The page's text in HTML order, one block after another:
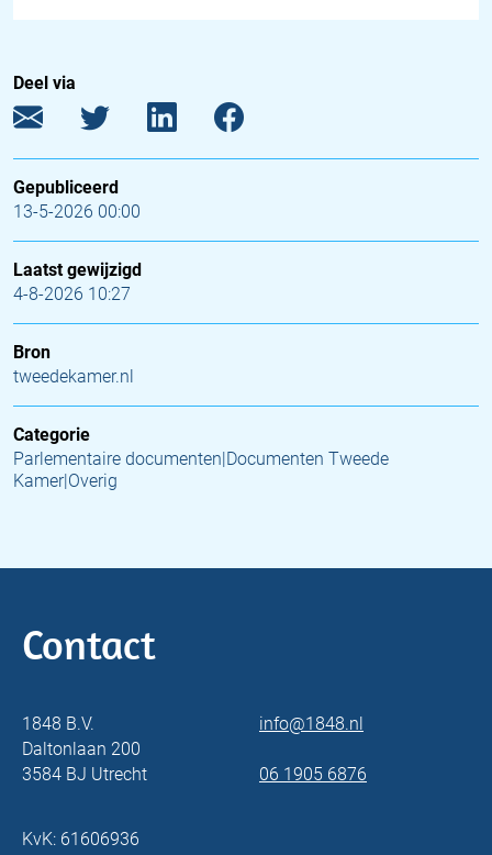
Deel via
Gepubliceerd
13-5-2026 00:00
Laatst gewijzigd
4-8-2026 10:27
Bron
tweedekamer.nl
Categorie
Parlementaire documenten|Documenten Tweede
Kamer|Overig
Contact
1848 B.V.
Daltonlaan 200
3584 BJ Utrecht
info@1848.nl
06 1905 6876
KvK: 61606936